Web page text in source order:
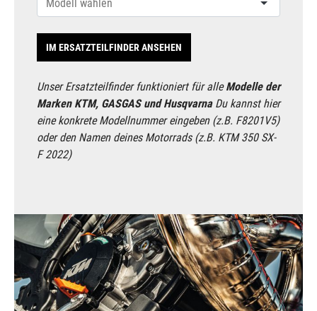
IM ERSATZTEILFINDER ANSEHEN
Unser Ersatzteilfinder funktioniert für alleModelle der
Marken KTM, GASGAS und HusqvarnaDu kannst hier
eine konkrete Modellnummer eingeben (z.B. F8201V5)
oder den Namen deines Motorrads (z.B. KTM 350 SX-
F 2022)